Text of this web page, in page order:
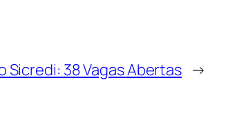
Sicredi: 38 Vagas Abertas →